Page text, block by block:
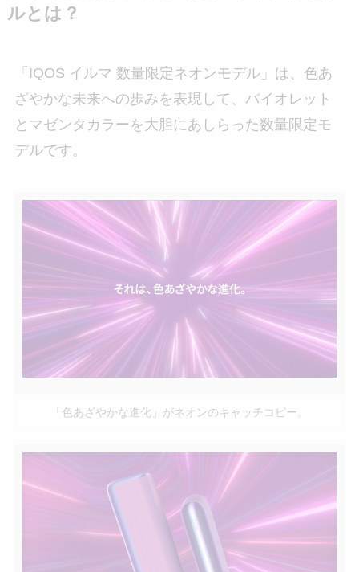
ルとは？
「IQOS イルマ 数量限定ネオンモデル」は、色あ
ざやかな未来への歩みを表現して、バイオレット
とマゼンタカラーを大胆にあしらった数量限定モ
デルです。
「色あざやかな進化」がネオンのキャッチコピー。